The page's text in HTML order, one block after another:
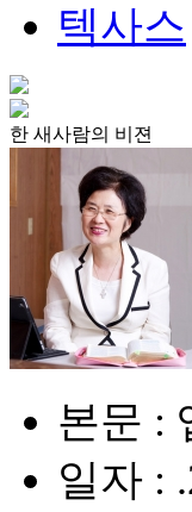
텍사스
한 새사람의 비젼
본문 :
일자 :